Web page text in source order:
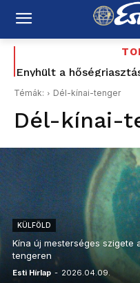
Enyhült aMadrid szerint
szerint akár 11
Témák: Dél-kínai-tenger
Dél-kínai-
KÜLFÖLD
Kína új mesterséges szigete
tengeren
Esti Hírlap - 2026.04.09.